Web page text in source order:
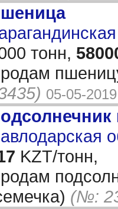
тонн,
05-05-2019
KZT/тонн,
(№: